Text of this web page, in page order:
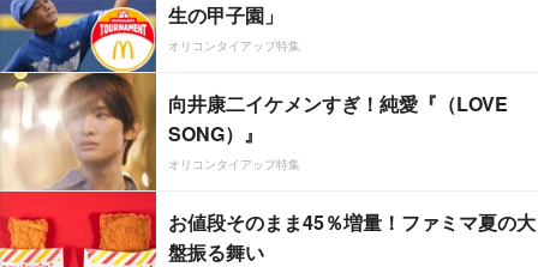
生の甲子園」
オリコンタイアップ特集
向井康二イケメンすぎ！純愛『（LOVE
SONG）』
オリコンタイアップ特集
お値段そのまま45％増量！ファミマ夏の大
盤振る舞い